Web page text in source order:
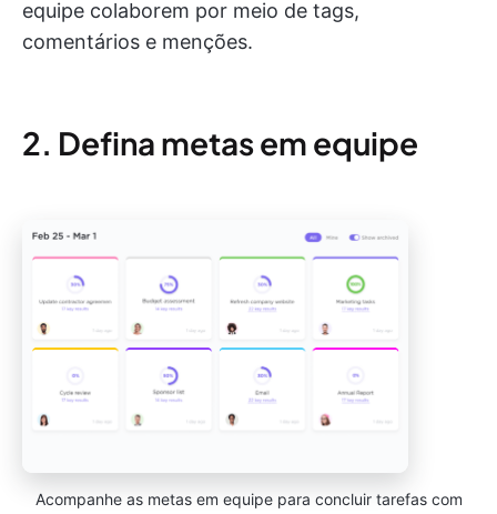
equipe colaborem por meio de tags,
comentários e menções.
2. Defina metas em equipe
Acompanhe as metas em equipe para concluir tarefas com